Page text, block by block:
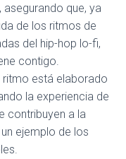
que, ya
de los ritmos de
del hip-hop lo-fi,
contigo.
ritmo está elaborado
la experiencia de
contribuyen a la
ejemplo de los